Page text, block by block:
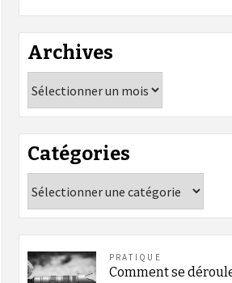
Archives
Catégories
PRATIQUE
Comment se